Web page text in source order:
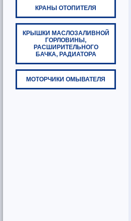
КРАНЫ ОТОПИТЕЛЯ
КРЫШКИ МАСЛОЗАЛИВНОЙ
ГОРЛОВИНЫ,
РАСШИРИТЕЛЬНОГО
БАЧКА, РАДИАТОРА
МОТОРЧИКИ ОМЫВАТЕЛЯ